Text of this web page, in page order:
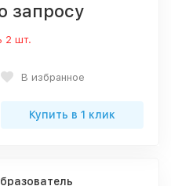
запросу
2 шт.
В избранное
Купить в 1 клик